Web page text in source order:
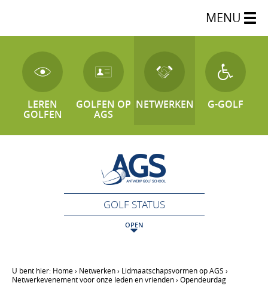
MENU
LEREN
GOLFEN
GOLFEN OP
AGS
NETWERKEN G-GOLF
GOLF STATUS
OPEN
U bent hier: Home› Netwerken› Lidmaatschapsvormen op AGS ›
Netwerkevenement voor onze leden en vrienden› Opendeurdag